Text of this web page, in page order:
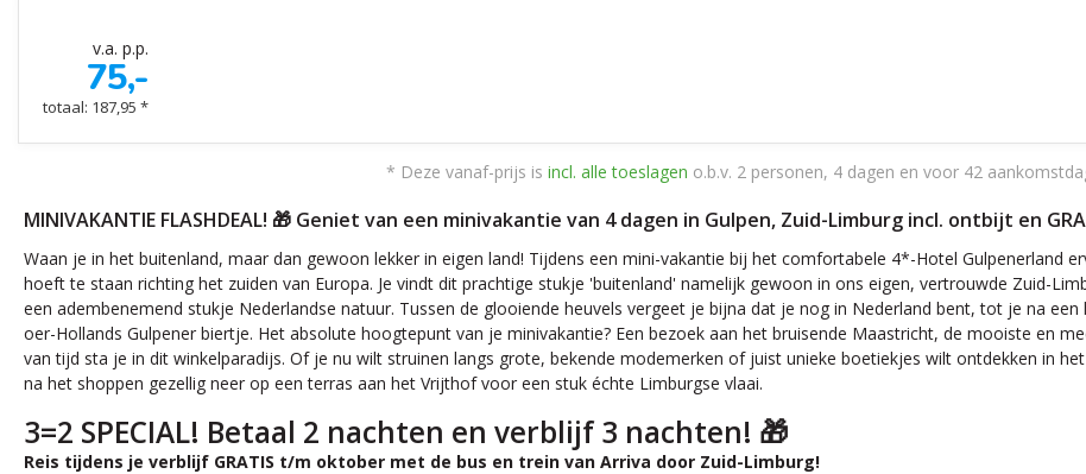
v.a. p.p.
75,-
totaal: 187,95 *
* Deze vanaf-prijs is incl. alle toeslagen o.b.v. 2 personen, 4 dagen en voor 42
MINIVAKANTIE FLASHDEAL! 🎁 Geniet van een minivakantie van 4 dagen in Gulpen, Zuid-Limburg incl. ontbijt en
Waan je in het buitenland, maar dan gewoon lekker in eigen land! Tijdens een mini-vakantie bij het comfortabele 4*-Hotel Gulpenerland
hoeft te staan richting het zuiden van Europa. Je vindt dit prachtige stukje 'buitenland' namelijk gewoon in ons eigen, vertrouwde Zuid-
een adembenemend stukje Nederlandse natuur. Tussen de glooiende heuvels vergeet je bijna dat je nog in Nederland bent, tot je na
oer-Hollands Gulpener biertje. Het absolute hoogtepunt van je minivakantie? Een bezoek aan het bruisende Maastricht, de mooiste en
van tijd sta je in dit winkelparadijs. Of je nu wilt struinen langs grote, bekende modemerken of juist unieke boetiekjes wilt ontdekken in
na het shoppen gezellig neer op een terras aan het Vrijthof voor een stuk échte Limburgse vlaai.
3=2 SPECIAL! Betaal 2 nachten en verblijf 3 nachten! 🎁
Reis tijdens je verblijf GRATIS t/m oktober met de bus en trein van Arriva door Zuid-Limburg!